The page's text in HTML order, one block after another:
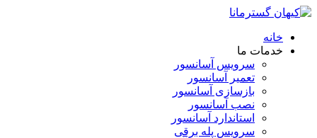
خانه
خدمات ما
سرویس آسانسور
تعمیر آسانسور
بازسازی آسانسور
نصب آسانسور
استاندارد آسانسور
سرویس پله برقی